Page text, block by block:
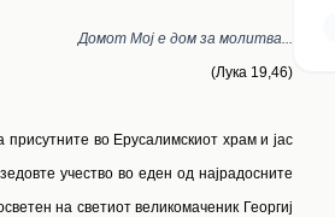
Домот Мој е дом за молитва...
(Лука 19,46)
во Ерусалимскиот храм и јас
учество во еден од најрадосните
на светиот великомаченик Георгиј